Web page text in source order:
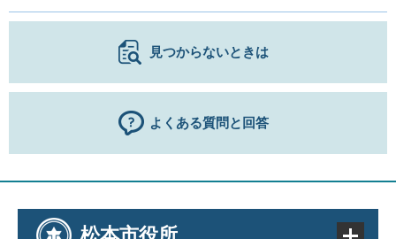
見つからないときは
よくある質問と回答